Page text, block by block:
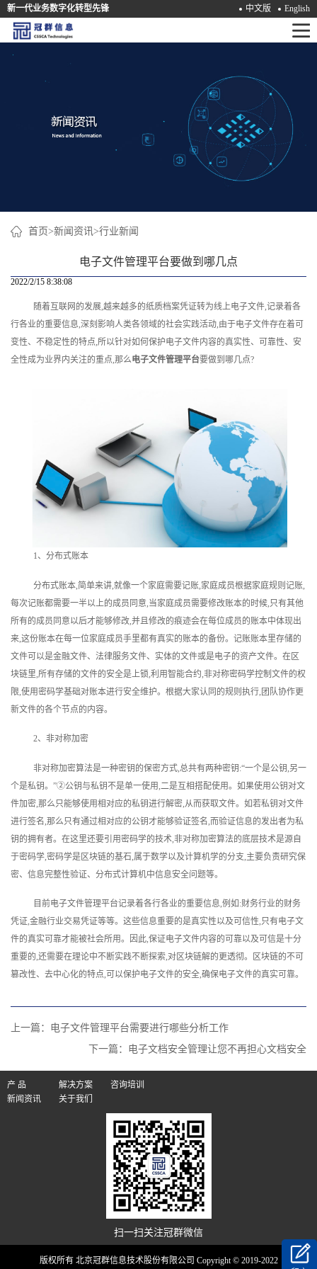
新一代业务数字化转型先锋 中文版 English
首
首页>新闻资讯>行业新闻
电子文件管理平台要做到哪几点
2022/2/15 8:38:08
随着互联网的发展,越来越多的纸质档案凭证转为线上电子文件,记录着各
行各业的重要信息,深刻影响人类各领域的社会实践活动,由于电子文件存在着可
变性、不稳定性的特点,所以针对如何保护电子文件内容的真实性、可靠性、安
全性成为业界内关注的重点,那么电子文件管理平台要做到哪几点?
1、分布式账本
分布式账本,简单来讲,就像一个家庭需要记账,家庭成员根据家庭规则记账,
每次记账都需要一半以上的成员同意,当家庭成员需要修改账本的时候,只有其他
所有的成员同意以后才能够修改,并且修改的痕迹会在每位成员的账本中体现出
来,这份账本在每一位家庭成员手里都有真实的账本的备份。记账账本里存储的
文件可以是金融文件、法律服务文件、实体的文件或是电子的资产文件。在区
块链里,所有存储的文件的安全是上锁,利用智能合约,非对称密码学控制文件的权
限,使用密码学基础对账本进行安全维护。根据大家认同的规则执行,团队协作更
新文件的各个节点的内容。
2、非对称加密
非对称加密算法是一种密钥的保密方式,总共有两种密钥:“一个是公钥,另一
个是私钥。”②公钥与私钥不是单一使用,二是互相搭配使用。如果使用公钥对文
件加密,那么只能够使用相对应的私钥进行解密,从而获取文件。如若私钥对文件
进行签名,那么只有通过相对应的公钥才能够验证签名,而验证信息的发出者为私
钥的拥有者。在这里还要引用密码学的技术,非对称加密算法的底层技术是源自
于密码学,密码学是区块链的基石,属于数学以及计算机学的分支,主要负责研究保
密、信息完整性验证、分布式计算机中信息安全问题等。
目前电子文件管理平台记录着各行各业的重要信息,例如:财务行业的财务
凭证,金融行业交易凭证等等。这些信息重要的是真实性以及可信性,只有电子文
件的真实可靠才能被社会所用。因此,保证电子文件内容的可靠以及可信是十分
重要的,还需要在理论中不断实践不断探索,对区块链解的更透彻。区块链的不可
篡改性、去中心化的特点,可以保护电子文件的安全,确保电子文件的真实可靠。
上一篇： 电子文件管理平台需要进行哪些分析工作
下一篇： 电子文档安全管理让您不再担心文档安全
产 品 解决方案
咨询培训
新闻资讯
关于我们
扫一扫关注冠群微信
版权所有 北京冠群信息技术股份有限公司 Copyright © 2019-2022